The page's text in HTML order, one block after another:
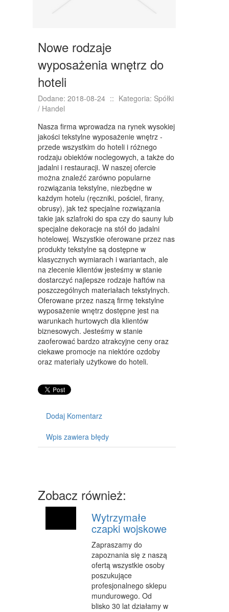
KURSY JĘZYKOWE
KURSY I SZKOLENIA
BIZNES ONLINE
BIŻUTERIA
DLA DZIECI
MEBLE
WYPOSAŻENIE WNĘTRZ
WYPOSAŻENIE ŁAZIENKI
ODZIEŻ
SPORT
ELEKTRONIKA, RTV, AGD
ART. DLA ZWIERZĄT
OGRÓD, ROŚLINY
CHEMIA
ART. SPOŻYWCZE
MATERIAŁY EKSPLOATACYJNE
MASZYNY
NARZĘDZIA
TRANSPORT
CZĘŚCI SAMOCHODOWE
WYNAJEM
USŁUGI MOTORYZACYJNE
SALONY, KOMISY
PUBLIC RELATIONS
Nowe rodzaje
wyposażenia wnętrz do
hoteli
Dodane: 2018-08-24 :: Kategoria: Spółki
/ Handel
Nasza firma wprowadza na rynek wysokiej
jakości tekstylne wyposażenie wnętrz -
przede wszystkim do hoteli i różnego
rodzaju obiektów noclegowych, a także do
jadalni i restauracji. W naszej ofercie
można znaleźć zarówno popularne
rozwiązania tekstylne, niezbędne w
każdym hotelu (ręczniki, pościel, firany,
obrusy), jak też specjalne rozwiązania
takie jak szlafroki do spa czy do sauny lub
specjalne dekoracje na stół do jadalni
hotelowej. Wszystkie oferowane przez nas
produkty tekstylne są dostępne w
klasycznych wymiarach i wariantach, ale
na zlecenie klientów jesteśmy w stanie
dostarczyć najlepsze rodzaje haftów na
poszczególnych materiałach tekstylnych.
Oferowane przez naszą firmę tekstylne
wyposażenie wnętrz dostępne jest na
warunkach hurtowych dla klientów
biznesowych. Jesteśmy w stanie
zaoferować bardzo atrakcyjne ceny oraz
ciekawe promocje na niektóre ozdoby
oraz materiały użytkowe do hoteli.
Dodaj Komentarz
Wpis zawiera błędy
Zobacz również:
Wytrzymałe
czapki wojskowe
Zapraszamy do
zapoznania się z naszą
ofertą wszystkie osoby
poszukujące
profesjonalnego sklepu
mundurowego. Od
blisko 30 lat działamy w